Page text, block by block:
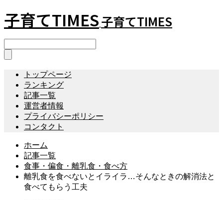
子育てTIMES子育てTIMES
トップページ
ランキング
記事一覧
運営者情報
プライバシーポリシー
コンタクト
ホーム
記事一覧
食事・偏食・離乳食・食べ方
離乳食を食べないとイライラ…そんなときの解消法と
食べてもらう工夫